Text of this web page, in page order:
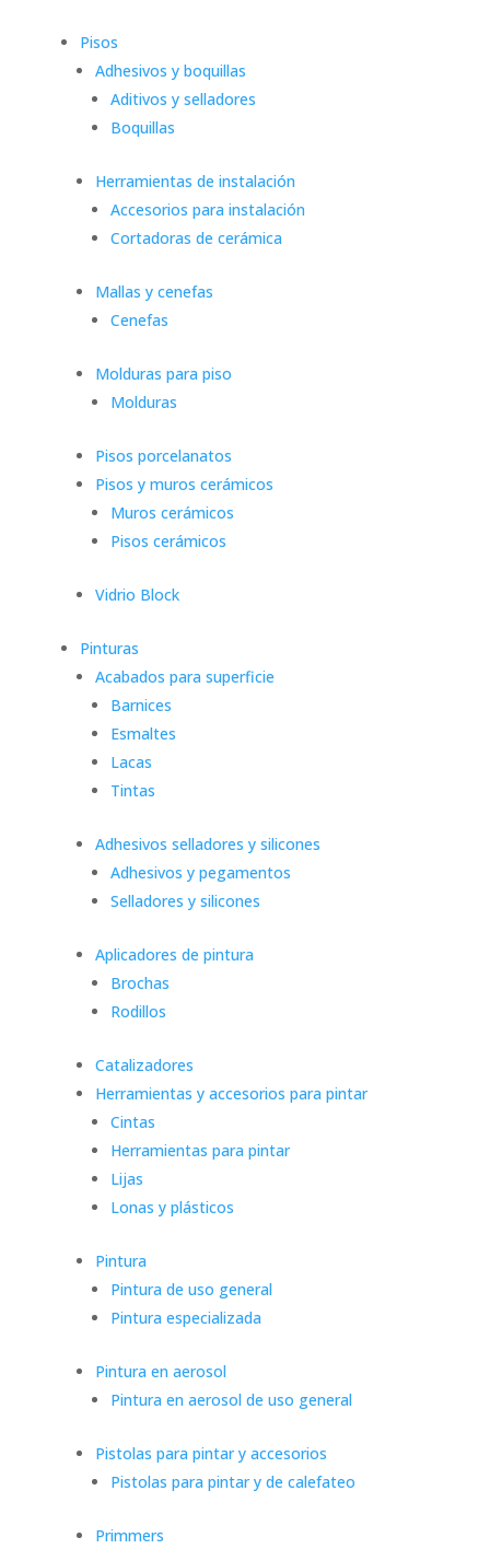
Pisos
Adhesivos y boquillas
Aditivos y selladores
Boquillas
Herramientas de instalación
Accesorios para instalación
Cortadoras de cerámica
Mallas y cenefas
Cenefas
Molduras para piso
Molduras
Pisos porcelanatos
Pisos y muros cerámicos
Muros cerámicos
Pisos cerámicos
Vidrio Block
Pinturas
Acabados para superficie
Barnices
Esmaltes
Lacas
Tintas
Adhesivos selladores y silicones
Adhesivos y pegamentos
Selladores y silicones
Aplicadores de pintura
Brochas
Rodillos
Catalizadores
Herramientas y accesorios para pintar
Cintas
Herramientas para pintar
Lijas
Lonas y plásticos
Pintura
Pintura de uso general
Pintura especializada
Pintura en aerosol
Pintura en aerosol de uso general
Pistolas para pintar y accesorios
Pistolas para pintar y de calefateo
Primmers